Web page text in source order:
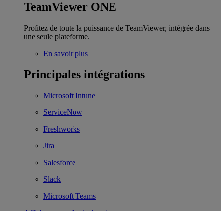
TeamViewer ONE
Profitez de toute la puissance de TeamViewer, intégrée dans
une seule plateforme.
En savoir plus
Principales intégrations
Microsoft Intune
ServiceNow
Freshworks
Jira
Salesforce
Slack
Microsoft Teams